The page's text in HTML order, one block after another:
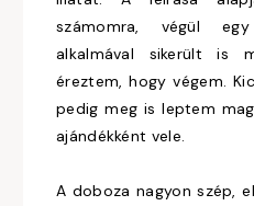
számomra, végül
alkalmával sikerült is
éreztem, hogy végem.
pedig meg is leptem
ajándékként vele.
A doboza nagyon szép,